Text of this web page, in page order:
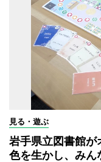
見る・遊ぶ
岩手県立図書館
色を生かし、みん